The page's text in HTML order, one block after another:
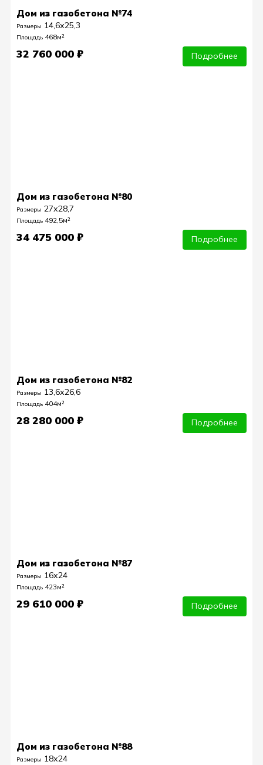
Дом из газобетона №74
Размеры 14,6х25,3
Площадь 468м²
32 760 000 ₽ Подробнее
Дом из газобетона №80
Размеры 27х28,7
Площадь 492,5м²
34 475 000 ₽ Подробнее
Дом из газобетона №82
Размеры 13,6х26,6
Площадь 404м²
28 280 000 ₽ Подробнее
Дом из газобетона №87
Размеры 16х24
Площадь 423м²
29 610 000 ₽ Подробнее
Дом из газобетона №88
Размеры 18х24